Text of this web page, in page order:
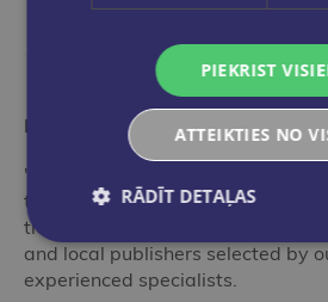
More than a bookstore
"Globuss" is an ideal stop in the
those who want to get
the best and most popular
and local publishers selected by
experienced specialists.
PIEKRIST
ATTEIKTIES NO
RĀDĪT DETAĻAS